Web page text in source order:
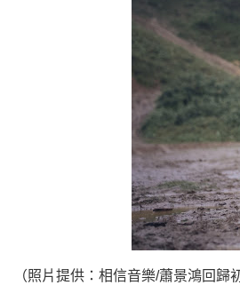
（照片提供：相信音樂/蕭景鴻回歸